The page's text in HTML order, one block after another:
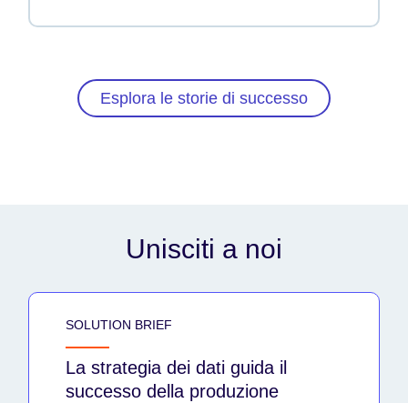
Esplora le storie di successo
Unisciti a noi
SOLUTION BRIEF
La strategia dei dati guida il
successo della produzione